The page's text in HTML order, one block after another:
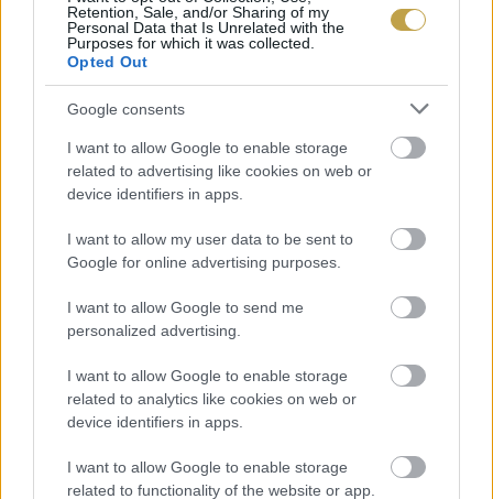
Retention, Sale, and/or Sharing of my
Personal Data that Is Unrelated with the
Purposes for which it was collected.
Opted Out
Google consents
I want to allow Google to enable storage
related to advertising like cookies on web or
device identifiers in apps.
I want to allow my user data to be sent to
Google for online advertising purposes.
I want to allow Google to send me
personalized advertising.
I want to allow Google to enable storage
related to analytics like cookies on web or
device identifiers in apps.
I want to allow Google to enable storage
related to functionality of the website or app.
hogy néhány éven belül már a borlapokon
természetes lesz a fehér góhér poharazva.
ideig taxival kell hazajárnunk a borkóstolókról:
vendégszerzőnk a zéró tolerancia témakörét
járta körbe. A borászok hajlanak rá, a szakértők
ellenzik, mutatjuk a pro és kontra érveket.
HURRÁ UTAZUNK, IRÁNY MÁLTA!